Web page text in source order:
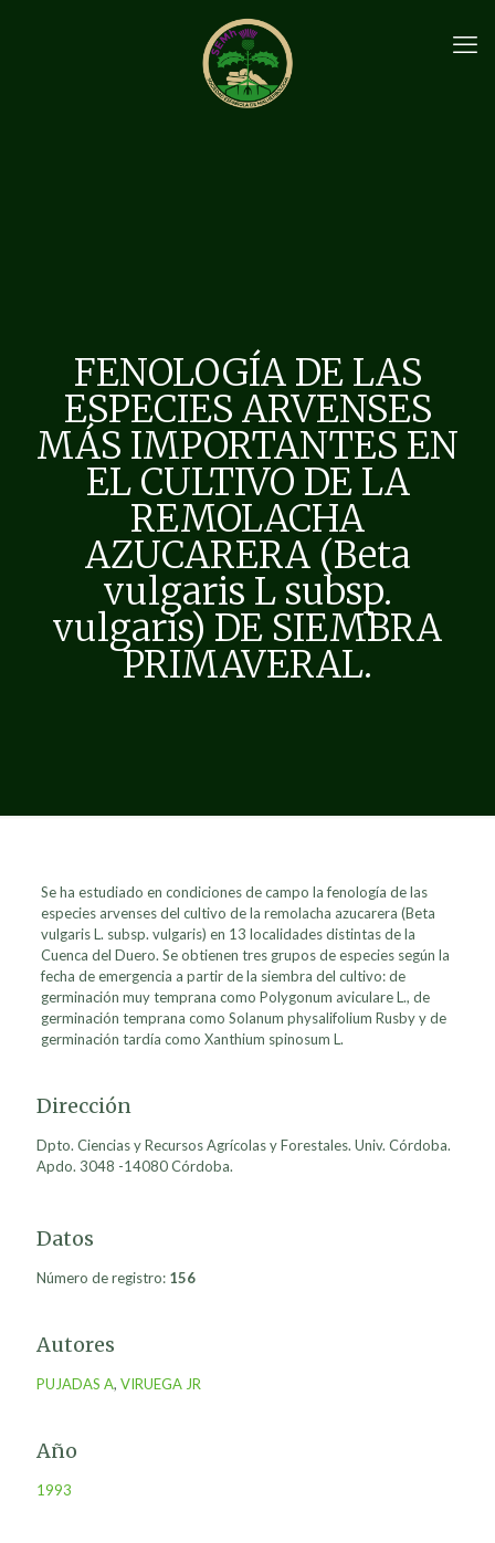
FENOLOGÍA DE LAS
ESPECIES ARVENSES
MÁS IMPORTANTES EN
EL CULTIVO DE LA
REMOLACHA
AZUCARERA (Beta
vulgaris L subsp.
vulgaris) DE SIEMBRA
PRIMAVERAL.
Se ha estudiado en condiciones de campo la fenología de las
especies arvenses del cultivo de la remolacha azucarera (Beta
vulgaris L. subsp. vulgaris) en 13 localidades distintas de la
Cuenca del Duero. Se obtienen tres grupos de especies según la
fecha de emergencia a partir de la siembra del cultivo: de
germinación muy temprana como Polygonum aviculare L., de
germinación temprana como Solanum physalifolium Rusby y de
germinación tardía como Xanthium spinosum L.
Dirección
Dpto. Ciencias y Recursos Agrícolas y Forestales. Univ. Córdoba.
Apdo. 3048 -14080 Córdoba.
Datos
Número de registro: 156
Autores
PUJADAS A, VIRUEGA JR
Año
1993